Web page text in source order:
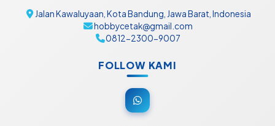
Jalan Kawaluyaan, Kota Bandung, Jawa Barat, Indonesia
hobbycetak@gmail.com
0812-2300-9007
FOLLOW KAMI